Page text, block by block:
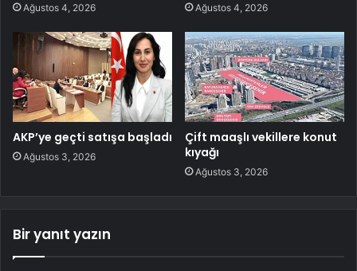
Ağustos 4, 2026 Ağustos 4, 2026
AKP’ye geçti satışa başladı
Ağustos 3, 2026
Çift maaşlı vekillere konut
kıyağı
Ağustos 3, 2026
Bir yanıt yazın